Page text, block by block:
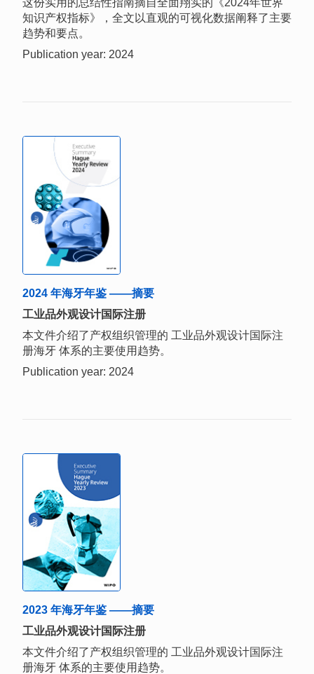
这份实用的总结性指南摘自全面翔实的《2024年世界
知识产权指标》，全文以直观的可视化数据阐释了主要
趋势和要点。
Publication year: 2024
2024 年海牙年鉴 ——摘要
工业品外观设计国际注册
本文件介绍了产权组织管理的 工业品外观设计国际注
册海牙 体系的主要使用趋势。
Publication year: 2024
2023 年海牙年鉴 ——摘要
工业品外观设计国际注册
本文件介绍了产权组织管理的 工业品外观设计国际注
册海牙 体系的主要使用趋势。